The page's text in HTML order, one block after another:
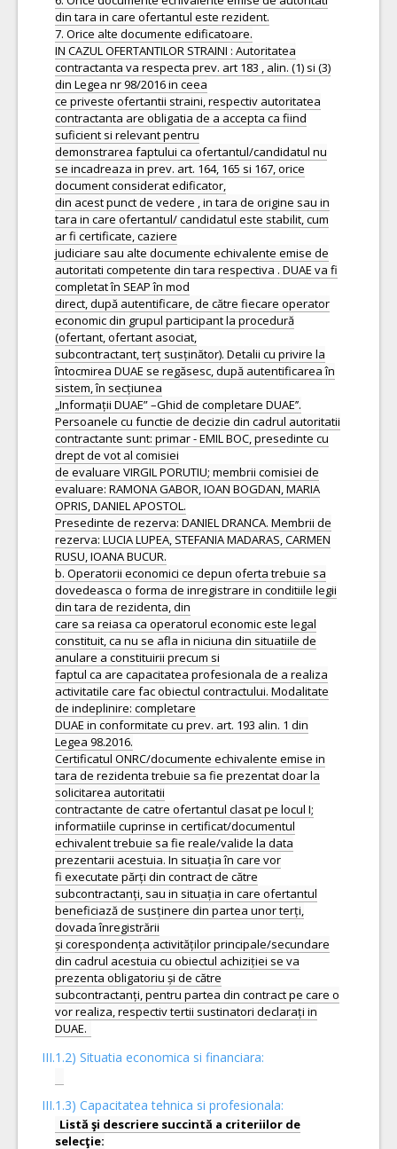
din tara in care ofertantul este rezident.
7. Orice alte documente edificatoare.
IN CAZUL OFERTANTILOR STRAINI : Autoritatea
contractanta va respecta prev. art 183 , alin. (1) si (3)
din Legea nr 98/2016 in ceea
ce priveste ofertantii straini, respectiv autoritatea
contractanta are obligatia de a accepta ca fiind
suficient si relevant pentru
demonstrarea faptului ca ofertantul/candidatul nu
se incadreaza in prev. art. 164, 165 si 167, orice
document considerat edificator,
din acest punct de vedere , in tara de origine sau in
tara in care ofertantul/ candidatul este stabilit, cum
ar fi certificate, caziere
judiciare sau alte documente echivalente emise de
autoritati competente din tara respectiva . DUAE va fi
completat în SEAP în mod
direct, după autentificare, de către fiecare operator
economic din grupul participant la procedură
(ofertant, ofertant asociat,
subcontractant, terț susținător). Detalii cu privire la
întocmirea DUAE se regăsesc, după autentificarea în
sistem, în secțiunea
„Informații DUAE” –Ghid de completare DUAE’’.
Persoanele cu functie de decizie din cadrul autoritatii
contractante sunt: primar - EMIL BOC, presedinte cu
drept de vot al comisiei
de evaluare VIRGIL PORUTIU; membrii comisiei de
evaluare: RAMONA GABOR, IOAN BOGDAN, MARIA
OPRIS, DANIEL APOSTOL.
Presedinte de rezerva: DANIEL DRANCA. Membrii de
rezerva: LUCIA LUPEA, STEFANIA MADARAS, CARMEN
RUSU, IOANA BUCUR.
b. Operatorii economici ce depun oferta trebuie sa
dovedeasca o forma de inregistrare in conditiile legii
din tara de rezidenta, din
care sa reiasa ca operatorul economic este legal
constituit, ca nu se afla in niciuna din situatiile de
anulare a constituirii precum si
faptul ca are capacitatea profesionala de a realiza
activitatile care fac obiectul contractului. Modalitate
de indeplinire: completare
DUAE in conformitate cu prev. art. 193 alin. 1 din
Legea 98.2016.
Certificatul ONRC/documente echivalente emise in
tara de rezidenta trebuie sa fie prezentat doar la
solicitarea autoritatii
contractante de catre ofertantul clasat pe locul I;
informatiile cuprinse in certificat/documentul
echivalent trebuie sa fie reale/valide la data
prezentarii acestuia. In situația în care vor
fi executate părți din contract de către
subcontractanți, sau in situația in care ofertantul
beneficiază de susținere din partea unor terți,
dovada înregistrării
și corespondența activităților principale/secundare
din cadrul acestuia cu obiectul achiziției se va
prezenta obligatoriu și de către
subcontractanți, pentru partea din contract pe care o
vor realiza, respectiv tertii sustinatori declarați in
III.1.2) Situatia economica si financiara:
III.1.3) Capacitatea tehnica si profesionala:
Listă şi descriere succintă a criteriilor de